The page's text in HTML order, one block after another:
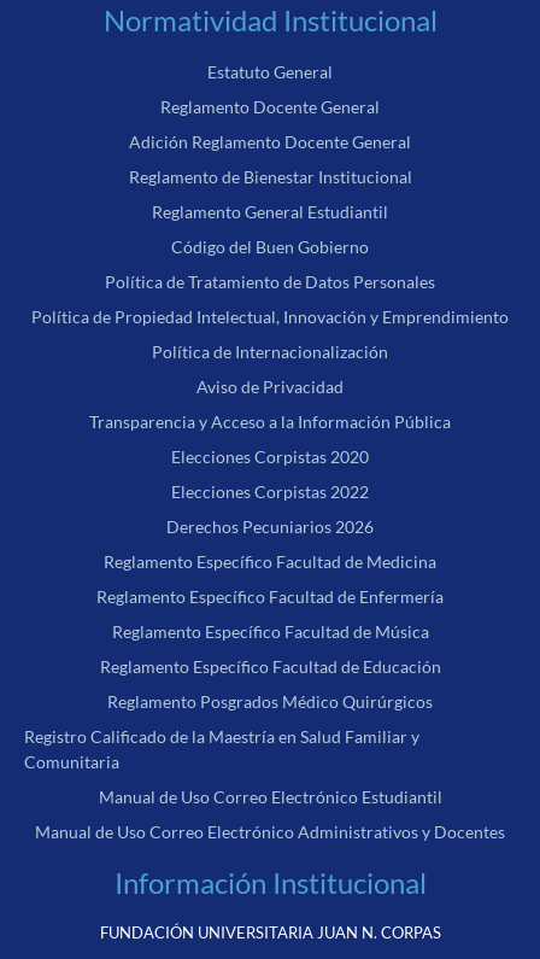
Normatividad Institucional
Estatuto General
Reglamento Docente General
Adición Reglamento Docente General
Reglamento de Bienestar Institucional
Reglamento General Estudiantil
Código del Buen Gobierno
Política de Tratamiento de Datos Personales
Política de Propiedad Intelectual, Innovación y Emprendimiento
Política de Internacionalización
Aviso de Privacidad
Transparencia y Acceso a la Información Pública
Elecciones Corpistas 2020
Elecciones Corpistas 2022
Derechos Pecuniarios 2026
Reglamento Específico Facultad de Medicina
Reglamento Específico Facultad de Enfermería
Reglamento Específico Facultad de Música
Reglamento Específico Facultad de Educación
Reglamento Posgrados Médico Quirúrgicos
Registro Calificado de la Maestría en Salud Familiar y
Comunitaria
Manual de Uso Correo Electrónico Estudiantil
Manual de Uso Correo Electrónico Administrativos y Docentes
Información Institucional
FUNDACIÓN UNIVERSITARIA JUAN N. CORPAS